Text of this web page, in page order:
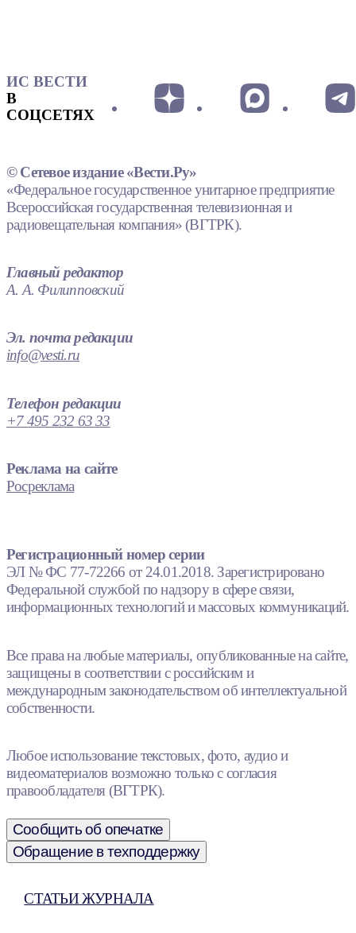
ИС ВЕСТИ
В
СОЦСЕТЯХ
© Сетевое издание «Вести.Ру»
«Федеральное государственное унитарное предприятие
Всероссийская государственная телевизионная и
радиовещательная компания» (ВГТРК).
Главный редактор
А. А. Филипповский
Эл. почта редакции
info@vesti.ru
Телефон редакции
+7 495 232 63 33
Реклама на сайте
Росреклама
Регистрационный номер серии
ЭЛ № ФС 77-72266 от 24.01.2018. Зарегистрировано
Федеральной службой по надзору в сфере связи,
информационных технологий и массовых коммуникаций.
Все права на любые материалы, опубликованные на сайте,
защищены в соответствии с российским и
международным законодательством об интеллектуальной
собственности.
Любое использование текстовых, фото, аудио и
видеоматериалов возможно только с согласия
правообладателя (ВГТРК).
Сообщить об опечатке
Обращение в техподдержку
СТАТЬИ ЖУРНАЛА